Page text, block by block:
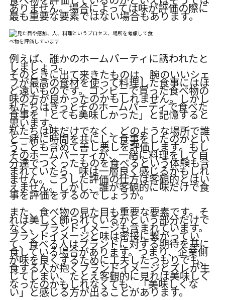
ありません。場合によっては味が評価の際に
最も重要な要素ではない場合もあります。
例えば、誰かのホームパーティに誘われたと
しましょう。
そのときに出て来きたものは、腕のいいシェ
フが最高の食材を使って料理した食事にはほ
ど遠いものです。コンビニで買った食べ物の
味の方が良かったのかもしれません。しかし
私たちはきっとそのホームパーティで食べた
食事を「とても美味しかった」と記憶すると
思います。
私たちは味だけでなく、どのような場所で誰
と一緒に時間を共にして食事をしたのかとい
うことも含めて善し悪しを評価します。もし
そのホームパーティが、一緒に料理をして自
分達でつくったものを食べるという体験も含
まれていたら、味は一層良く感じるかもしれ
ません。こうした評価の仕方は客観的とはい
えません。しかし、誰が客観的に味だけで食
事を評価をするのでしょうか。
また、食べ物の見た目も重要な要素です。そ
れは美しく飾られているかという部分だけで
なく、ブランドイメージも含まれています。
ブランドイメージと味は密接に繋がってい
て、食べる人はブランドに対する期待を基に
食している場合があります。つまり、企業側
が味を良くするために工夫したつもりでも、
食する人が抱くブランドイメージとズレが生
じてしまい、たとえ客観的に見れば美味しく
なったのかもしれなくても、「美味しくな
い」と感じる方が出ることがあります。